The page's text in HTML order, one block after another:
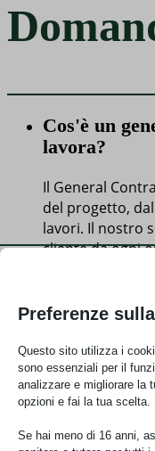
Cos'è un
lavora?
Il General
del progetto,
lavori. Il nostro
cliente da ogni
specializzati,
Il risultato è
e dei tempi
Il preventivo
Assolutamente
Preferenze
Questo sito utilizza i
sono essenziali per il
analizzare e migliorare la
opzioni e fai la tua scelta.
Se hai meno di 16 anni,